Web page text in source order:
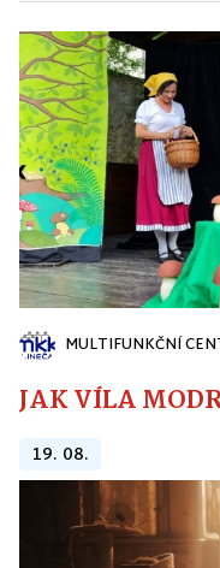
MULTIFUNKČNÍ
JAK VÍLA
19. 08.